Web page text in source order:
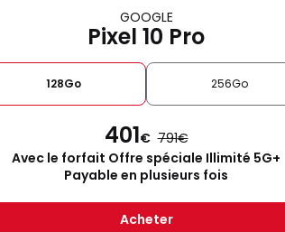
GOOGLE
Pixel 10 Pro
128Go 256Go
401€ 791
Avec le forfait Offre spéciale Illimité 5G+
Payable en plusieurs fois
Acheter